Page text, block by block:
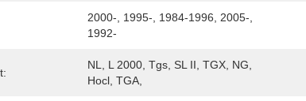
2000-, 1995-, 1984-1996, 2005-,
1992-
NL, L 2000, Tgs, SL II, TGX, NG,
Hocl, TGA,